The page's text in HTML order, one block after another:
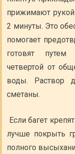
прижимают
2 минуты. Это
помогает
готовят
четвертой от
воды. Раствор
сметаны.
Если багет
лучше покрыть
полного